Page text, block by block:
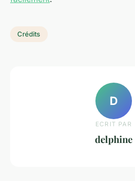
Crédits
D
ECRIT PAR
delphine